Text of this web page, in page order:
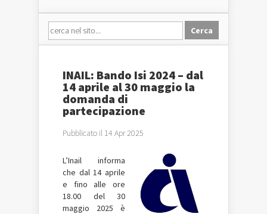
INAIL: Bando Isi 2024 – dal
14 aprile al 30 maggio la
domanda di
partecipazione
Pubblicato il 14 Apr 2025
L’Inail informa
che dal 14 aprile
e fino alle ore
18.00 del 30
maggio 2025 è